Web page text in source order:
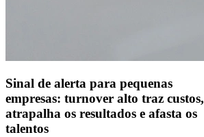
Sinal de alerta para pequenas
empresas: turnover alto traz custos,
atrapalha os resultados e afasta os
talentos